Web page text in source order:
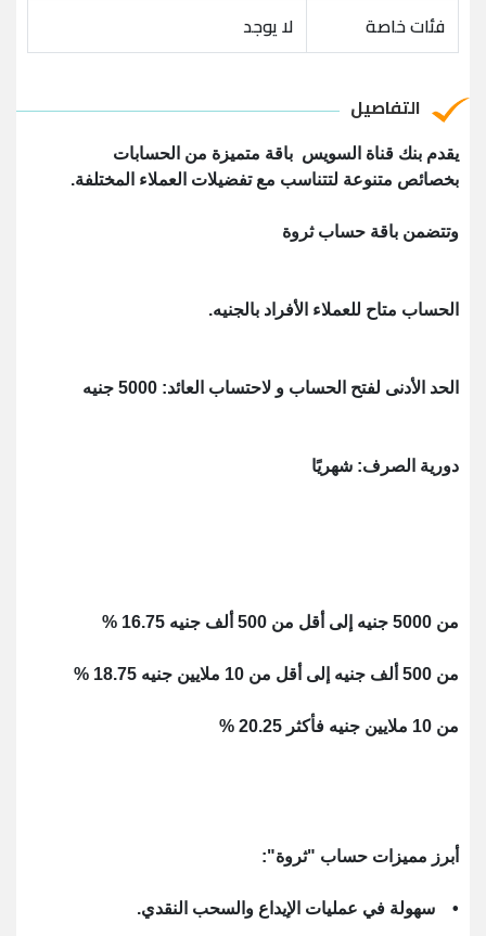
فئات خاصة
لا يوجد
التفاصيل
يقدم بنك قناة السويس باقة متميزة من الحسابات
بخصائص متنوعة لتتناسب مع تفضيلات العملاء المختلفة.
وتتضمن باقة حساب ثروة
الحساب متاح للعملاء الأفراد بالجنيه.
الحد الأدنى لفتح الحساب و لاحتساب العائد: 5000 جنيه
دورية الصرف: شهريًا
من 5000 جنيه إلى أقل من 500 ألف جنيه 16.75 %
من 500 ألف جنيه إلى أقل من 10 ملايين جنيه 18.75 %
من 10 ملايين جنيه فأكثر 20.25 %
أبرز مميزات حساب "ثروة":
• سهولة في عمليات الإيداع والسحب النقدي.